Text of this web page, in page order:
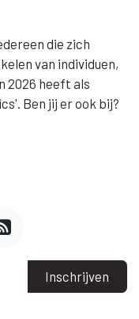
die zich
van individuen,
2026 heeft als
Ben jij er ook bij?
Inschrijven